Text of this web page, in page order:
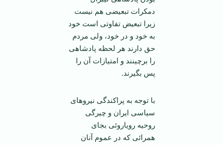
دمکرات تبعیضی هم نیست
زیرا تبعیض تفاوتی است خود
به خود و در خود، ولی مردم
حق دارند هر لحظه پادشاهی
را برچینند و امتیازات آن را
پس بگیرند.
با توجه به پراکندگی نیرو‌های
سیاسی ایران و چیرگی
روحیه رویاروئی بجای
همرائی که در عموم آنان